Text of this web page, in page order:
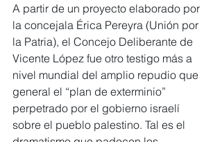
A partir de un proyecto elaborado por
la concejala Érica Pereyra (Unión por
la Patria), el Concejo Deliberante de
Vicente López fue otro testigo más a
nivel mundial del amplio repudio que
general el “plan de exterminio”
perpetrado por el gobierno israelí
sobre el pueblo palestino. Tal es el